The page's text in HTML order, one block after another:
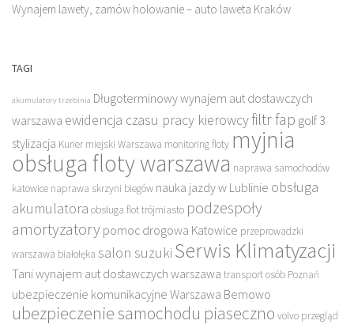
Wynajem lawety, zamów holowanie – auto laweta Kraków
TAGI
akumulatory trzebinia Długoterminowy wynajem aut dostawczych
warszawa ewidencja czasu pracy kierowcyfiltr fap golf 3
stylizacja Kurier miejski Warszawa monitoring floty myjnia
obsługa floty warszawa naprawa samochodów
katowice naprawa skrzyni biegów nauka jazdy w Lublinie obsługa
akumulatora obsługa flot trójmiasto podzespoły
amortyzatory pomoc drogowa Katowice przeprowadzki
warszawa białołęka salon suzuki Serwis Klimatyzacji
Tani wynajem aut dostawczych warszawa transport osób Poznań
ubezpieczenie komunikacyjne Warszawa Bemowo
ubezpieczenie samochodu piaseczno volvo przegląd